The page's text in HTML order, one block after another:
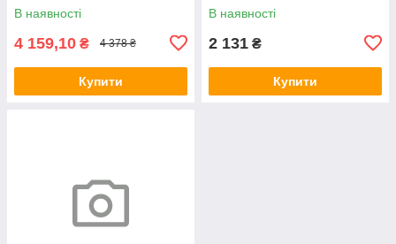
В наявності
4 159,10 ₴ 4 378 ₴
Купити
В наявності
2 131 ₴
Купити